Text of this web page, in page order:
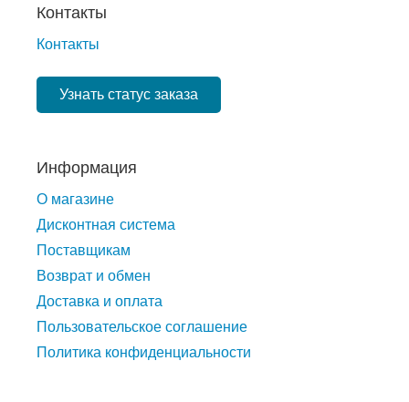
Контакты
Контакты
Узнать статус заказа
Информация
О магазине
Дисконтная система
Поставщикам
Возврат и обмен
Доставка и оплата
Пользовательское соглашение
Политика конфиденциальности